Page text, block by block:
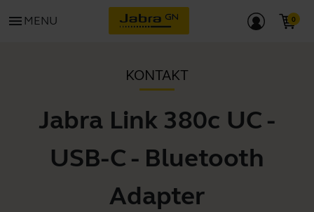
menu MENU
KONTAKT
Jabra Link 380c UC -
USB-C - Bluetooth
Adapter